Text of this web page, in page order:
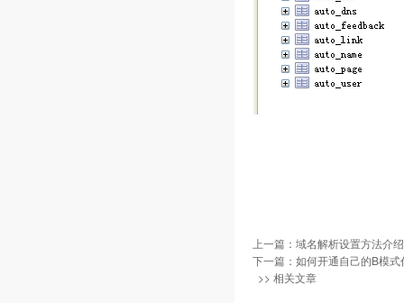
上一篇： 域名解析设置方法介绍
下一篇： 如何开通自己的B模式
>> 相关文章